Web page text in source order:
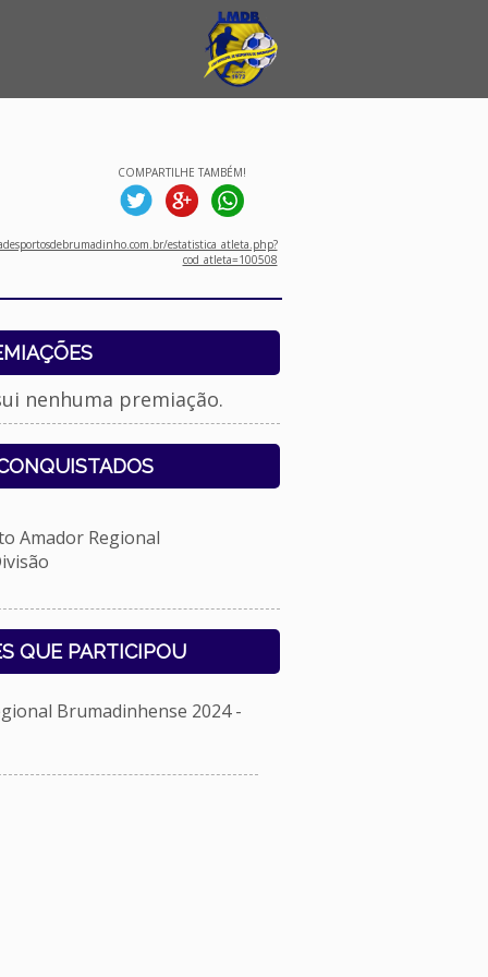
COMPARTILHE TAMBÉM!
estatistica_atleta.php?
cod_atleta=100508
nenhuma premiação.
Amador Regional
QUE PARTICIPOU
Brumadinhense 2024 -